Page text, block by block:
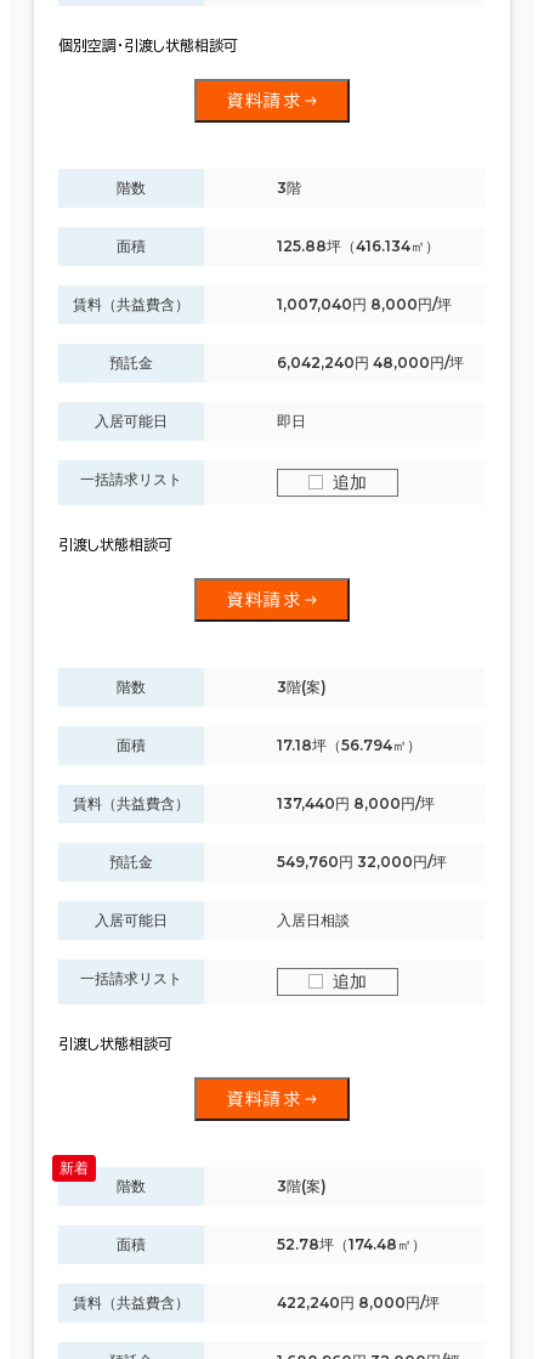
個別空調・引渡し状態相談可
資料請求
階数 3階
面積 125.88坪（416.134㎡）
賃料（共益費含） 1,007,040円 8,000円/坪
預託金 6,042,240円 48,000円/坪
入居可能日 即日
一括請求リスト 追加
引渡し状態相談可
資料請求
階数 3階(案)
面積 17.18坪（56.794㎡）
賃料（共益費含） 137,440円 8,000円/坪
預託金 549,760円 32,000円/坪
入居可能日 入居日相談
一括請求リスト 追加
引渡し状態相談可
資料請求
階数 3階(案)
面積 52.78坪（174.48㎡）
賃料（共益費含） 422,240円 8,000円/坪